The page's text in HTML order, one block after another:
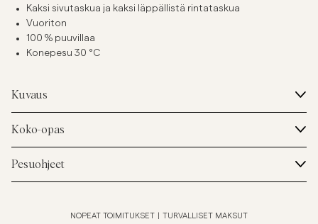
Kaksi sivutaskua ja kaksi läppällistä rintataskua
Vuoriton
100 % puuvillaa
Konepesu 30 °C
Kuvaus
Koko-opas
Pesuohjeet
NOPEAT TOIMITUKSET TURVALLISET MAKSUT